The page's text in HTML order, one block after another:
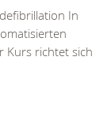
In
Kurs richtet sich